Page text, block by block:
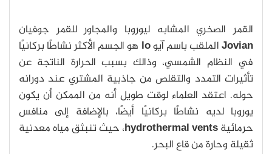
القمر الصخري المشابه ليوروبا والمجاور للقمر جوفيان
Jovianالملقب باسم آيوlo هو الجسم الأكثر نشاطًا بركانيًا
في النظام الشمسي، وذالك بسبب الحرارة الناتجة عن
تأثيرات التمدد والتقلص من جاذبية المشتري عند دورانه
حوله. اعتقد العلماء لوقت طويل أنه من الممكن أن يكون
يوروبا لديه نشاطًا بركانيًا أيضًا، بالإضافة إلى منافس
حرمائيةhydrothermal vents، حيث تنبثق مياه معدنية
ثقيلة وحارة من قاع البحر.